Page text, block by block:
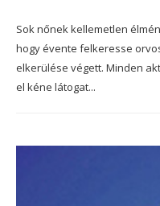
Sok nőnek kellemetlen
hogy évente felkeresse
elkerülése végett. Minden
el kéne látogat...